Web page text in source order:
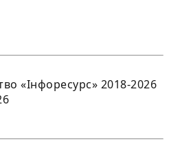
«Інфоресурс» 2018-2026